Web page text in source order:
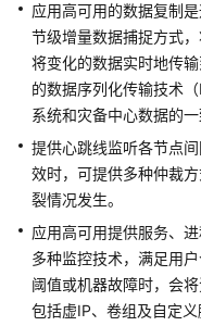
快
速
入
门
用
户
指
南
权
限
管
应用高可用的数据复制
节级增量数据捕捉方式
将变化的数据实时地传
的数据序列化传输技术
系统和灾备中心数据的一
提供心跳线监听各节点
效时，可提供多种仲裁
裂情况发生。
应用高可用提供服务、
多种监控技术，满足用
阈值或机器故障时，会
包括虚IP、卷组及自定义